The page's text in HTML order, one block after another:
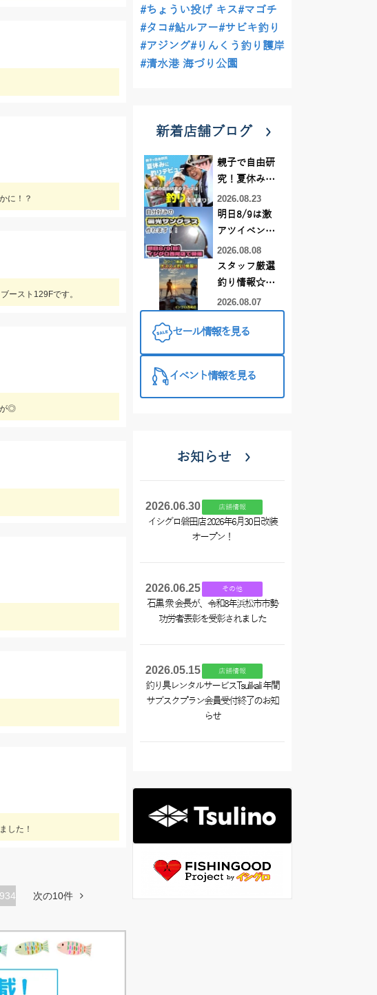
に！？
ースト129Fです。
が◎
した！
次の10件
#ちょうい投げ キス#マゴチ
#タコ#鮎ルアー#サビキ釣り
#アジング#りんくう釣り護岸
#清水港 海づり公園
新着店舗ブログ
親子で自由研
究！夏休みに
釣りデビュー
2026.08.23
明日8/9は激
アツイベント
日！！！～オ
ーダー偏光グ
ラス受注会～
2026.08.08
スタッフ厳選
釣り情報☆彡
連休は何釣り
♪【イシグロ
2026.08.07
セール情報を見る
イベント情報を見る
お知らせ
2026.06.30 店舗情報
イシグロ磐田店 2026年6月30日改装
オープン！
2026.06.25 その他
石黒 衆 会長が、令和8年浜松市市勢
功労者表彰を受彰されました
2026.05.15 店舗情報
釣り具レンタルサービスTsulikali 年間
サブスクプラン会員受付終了のお知
らせ